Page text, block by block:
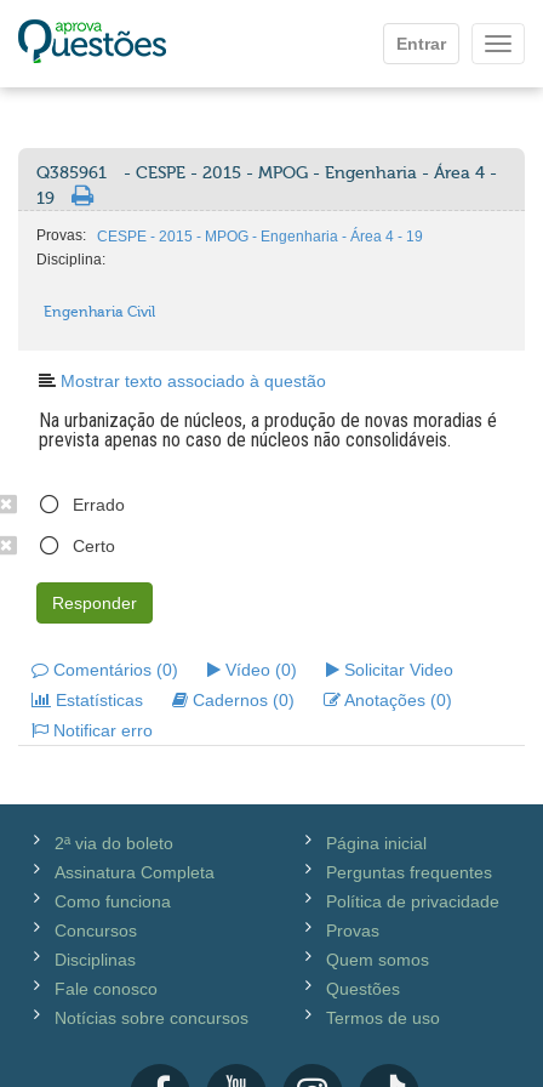
Entrar
Q385961
- CESPE - 2015 - MPOG - Engenharia - Área 4 -
19
Provas:
CESPE - 2015 - MPOG - Engenharia - Área 4 - 19
Disciplina:
Engenharia Civil
Mostrar texto associado à questão
Na urbanização de núcleos, a produção de novas moradias é
prevista apenas no caso de núcleos não consolidáveis.
Errado
Certo
Responder
Comentários (0) Vídeo (0)
Solicitar Video
Estatísticas
Cadernos (0)
Anotações (0)
Notificar erro
2ª via do boleto
Assinatura Completa
Como funciona
Concursos
Disciplinas
Fale conosco
Notícias sobre concursos
Página inicial
Perguntas frequentes
Política de privacidade
Provas
Quem somos
Questões
Termos de uso